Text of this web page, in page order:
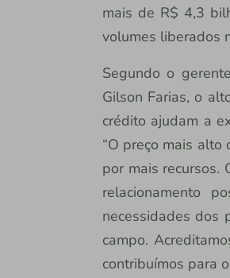
mais de R$ 4,3
volumes liberados
Segundo o
Gilson Farias, o
crédito ajudam a
“O preço mais
por mais recursos.
relacionamento
necessidades dos
campo.
contribuímos para